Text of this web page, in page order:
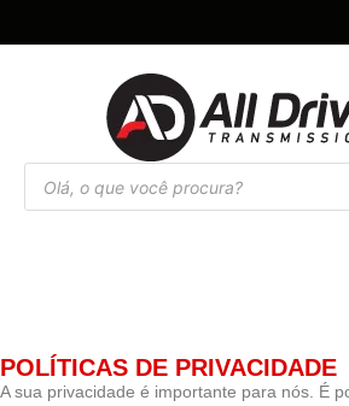
POLÍTICAS DE PRIVACIDADE
A sua privacidade é importante para nós. É